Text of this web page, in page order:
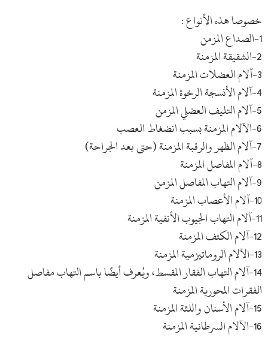
خصوصا هذه الأنواع :
1-الصداع المزمن
2-الشقيقة المزمنة
3-آلام العضلات المزمنة
4-آلام الأنسجة الرخوة المزمنة
5-آلام التليف العضلي المزمن
6-الآلام المزمنة بسبب انضغاط العصب
7-آلام الظهر والرقبة المزمنة (حتى بعد الجراحة)
8-آلام المفاصل المزمنة
9-آلام التهاب المفاصل المزمن
10-آلام الأعصاب المزمنة
11-آلام التهاب الجيوب الأنفية المزمنة
12-آلام الكتف المزمنة
13-الآلام الروماتيزمية المزمنة
14-آلام التهاب الفقار المقسط، ويُعرف أيضًا باسم التهاب مفاصل
الفقرات المحورية المزمنة
15-آلام الأسنان واللثة المزمنة
16-الآلام السرطانية المزمنة